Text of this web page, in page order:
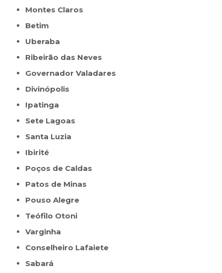
Montes Claros
Betim
Uberaba
Ribeirão das Neves
Governador Valadares
Divinópolis
Ipatinga
Sete Lagoas
Santa Luzia
Ibirité
Poços de Caldas
Patos de Minas
Pouso Alegre
Teófilo Otoni
Varginha
Conselheiro Lafaiete
Sabará